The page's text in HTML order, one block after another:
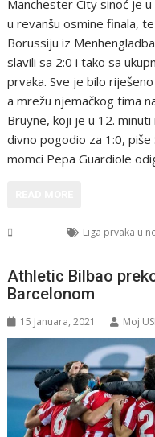
Manchester City sinoć je
u revanšu osmine finala,
Borussiju iz
slavili sa 2:0 i tako sa
prvaka. Sve je bilo
a mrežu njemačkog tima
Bruyne, koji je u 12.
divno pogodio za 1:0,
momci Pepa Guardiole
Liga prvaka u
Athletic Bilbao
Barcelonom
15 Januara, 2021 Moj